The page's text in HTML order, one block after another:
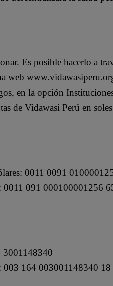
Es posible hacerlo a
web
en la opción
de Vidawasi Perú en
0011 0091
0011 091 000100001256
3001148340
003 164 003001148340 18